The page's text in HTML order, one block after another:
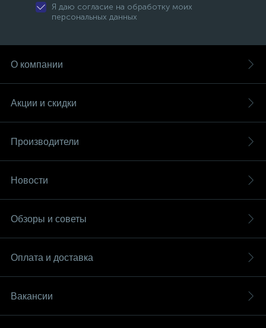
Я даю согласие на обработку моих
персональных данных
О компании
Акции и скидки
Производители
Новости
Обзоры и советы
Оплата и доставка
Вакансии